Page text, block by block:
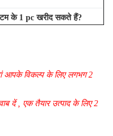
के 1 pc खरीद सकते हैं?
आपके विकल्प के लिए लगभग 2
दें , एक तैयार उत्पाद के लिए 2